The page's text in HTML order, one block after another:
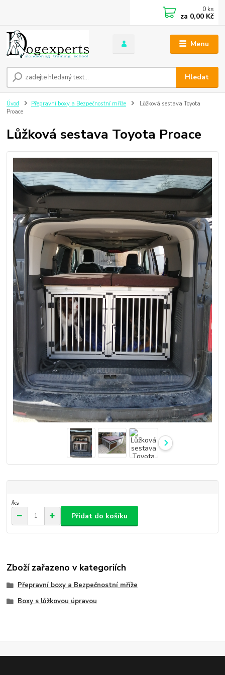
Menu
Hledat
0 ks
za 0,00 Kč
Úvod Přepravní boxy a Bezpečnostní mříže
Lůžková sestava Toyota
Proace
Lůžková sestava Toyota Proace
/ks
Přidat do košíku
Zboží zařazeno v kategoriích
Přepravní boxy a Bezpečnostní mříže
Boxy s lůžkovou úpravou